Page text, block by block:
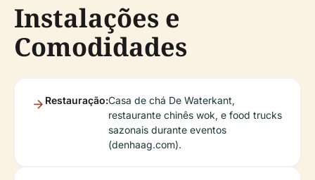
Instalações e
Comodidades
Restauração:Casa de chá De Waterkant,
restaurante chinês wok, e food trucks
sazonais durante eventos
(denhaag.com).